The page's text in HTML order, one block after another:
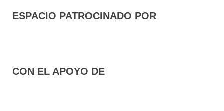
ESPACIO PATROCINADO POR
CON EL APOYO DE